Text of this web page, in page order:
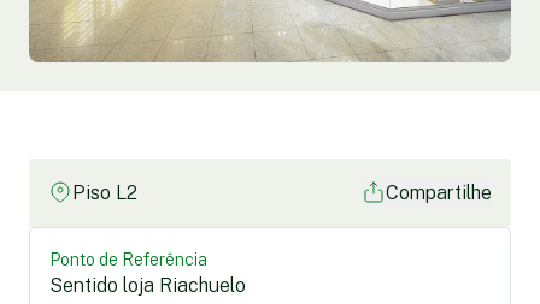
Piso L2 Compartilhe
Ponto de Referência
Sentido loja Riachuelo